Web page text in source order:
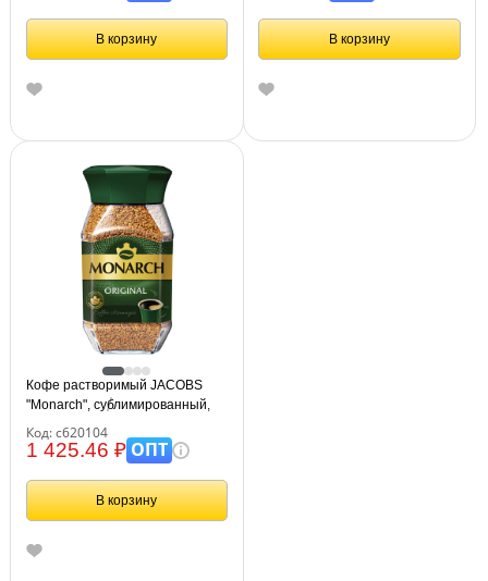
В корзину В корзину
Кофе растворимый JACOBS
"Monarch", сублимированный,
8050934
Код: с620104
1 425.46 ₽ОПТ
В корзину